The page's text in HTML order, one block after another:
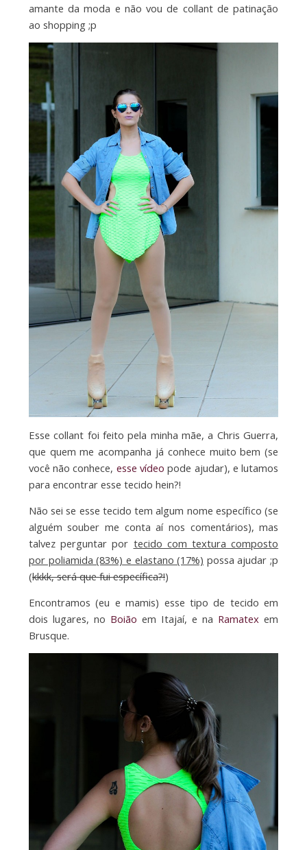
amante da moda e não vou de collant de patinação
ao shopping ;p
Esse collant foi feito pela minha mãe, a Chris Guerra,
que quem me acompanha já conhece muito bem (se
você não conhece, esse vídeo pode ajudar), e lutamos
para encontrar esse tecido hein?!
Não sei se esse tecido tem algum nome específico (se
alguém souber me conta aí nos comentários), mas
talvez perguntar por tecido com textura composto
por poliamida (83%) e elastano (17%) possa ajudar ;p
(kkkk, será que fui específica?!)
Encontramos (eu e mamis) esse tipo de tecido em
dois lugares, no Boião em Itajaí, e na Ramatex em
Brusque.